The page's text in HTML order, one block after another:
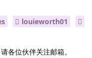
louieworth01
各位伙伴关注邮箱。